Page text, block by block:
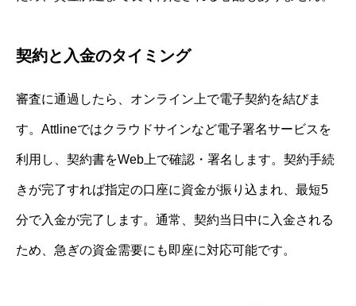
契約と入金のタイミング
審査に通過したら、オンライン上で電子契約を結びま
す。Attlineではクラウドサインなど電子署名サービスを
利用し、契約書をWeb上で確認・署名します。契約手続
きが完了すれば指定の口座に資金が振り込まれ、最短5
分で入金が完了します。通常、契約当日中に入金される
ため、急ぎの資金需要にも即座に対応可能です。